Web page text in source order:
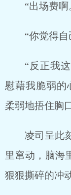
“出场费啊
“你觉得
“反正我
慰藉我脆弱的
柔弱地捂住胸
凌司呈此
里窜动，脑海
狠狠撕碎的冲